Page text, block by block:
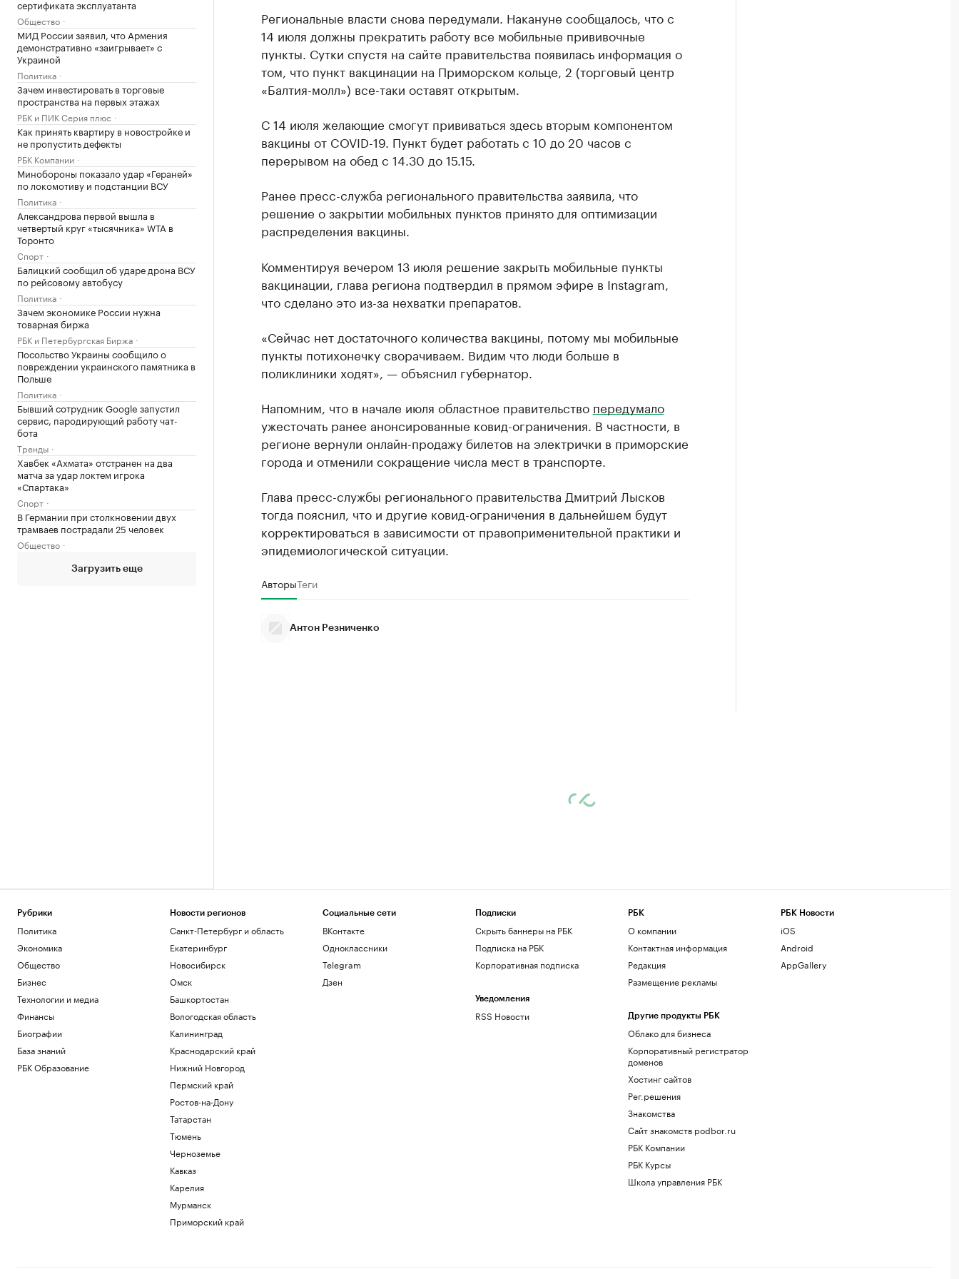
сертификата эксплуатанта
Общество
МИД России заявил, что Армения
демонстративно «заигрывает» с
Украиной
Политика
Зачем инвестировать в торговые
пространства на первых этажах
РБК и ПИК Серия плюс
Как принять квартиру в новостройке и
не пропустить дефекты
РБК Компании
Минобороны показало удар «Гераней»
по локомотиву и подстанции ВСУ
Политика
Александрова первой вышла в
четвертый круг «тысячника» WTA в
Торонто
Спорт
Балицкий сообщил об ударе дрона ВСУ
по рейсовому автобусу
Политика
Зачем экономике России нужна
товарная биржа
РБК и Петербургская Биржа
Посольство Украины сообщило о
повреждении украинского памятника в
Польше
Политика
Бывший сотрудник Google запустил
сервис, пародирующий работу чат-
бота
Тренды
Хавбек «Ахмата» отстранен на два
матча за удар локтем игрока
«Спартака»
Спорт
В Германии при столкновении двух
трамваев пострадали 25 человек
Общество
Загрузить еще
Региональные власти снова передумали. Накануне сообщалось, что с
14 июля должны прекратить работу все мобильные прививочные
пункты. Сутки спустя на сайте правительства появилась информация о
том, что пункт вакцинации на Приморском кольце, 2 (торговый центр
«Балтия-молл») все-таки оставят открытым.
С 14 июля желающие смогут прививаться здесь вторым компонентом
вакцины от COVID-19. Пункт будет работать с 10 до 20 часов с
перерывом на обед с 14.30 до 15.15.
Ранее пресс-служба регионального правительства заявила, что
решение о закрытии мобильных пунктов принято для оптимизации
распределения вакцины.
Комментируя вечером 13 июля решение закрыть мобильные пункты
вакцинации, глава региона подтвердил в прямом эфире в Instagram,
что сделано это из-за нехватки препаратов.
«Сейчас нет достаточного количества вакцины, потому мы мобильные
пункты потихонечку сворачиваем. Видим что люди больше в
поликлиники ходят», — объяснил губернатор.
Напомним, что в начале июля областное правительство передумало
ужесточать ранее анонсированные ковид-ограничения. В частности, в
регионе вернули онлайн-продажу билетов на электрички в приморские
города и отменили сокращение числа мест в транспорте.
Глава пресс-службы регионального правительства Дмитрий Лысков
тогда пояснил, что и другие ковид-ограничения в дальнейшем будут
корректироваться в зависимости от правоприменительной практики и
эпидемиологической ситуации.
АвторыТеги
Антон Резниченко
Рубрики
Политика
Экономика
Общество
Бизнес
Технологии и медиа
Финансы
Биографии
База знаний
РБК Образование
Новости регионов
Санкт-Петербург и область
Екатеринбург
Новосибирск
Омск
Башкортостан
Вологодская область
Калининград
Краснодарский край
Нижний Новгород
Пермский край
Ростов-на-Дону
Татарстан
Тюмень
Черноземье
Кавказ
Карелия
Мурманск
Приморский край
Социальные сети
ВКонтакте
Одноклассники
Telegram
Дзен
Подписки
Скрыть баннеры на РБК
Подписка на РБК
Корпоративная подписка
Уведомления
RSS Новости
РБК
О компании
Контактная информация
Редакция
Размещение рекламы
Другие продукты РБК
Облако для бизнеса
Корпоративный регистратор
доменов
Хостинг сайтов
Рег.решения
Знакомства
Сайт знакомств podbor.ru
РБК Компании
РБК Курсы
Школа управления РБК
РБК Новости
iOS
Android
AppGallery